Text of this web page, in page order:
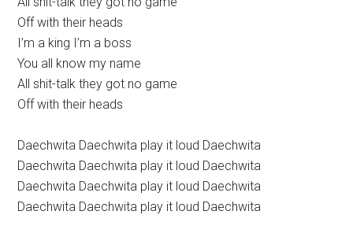
Off with their heads
I’m a king I’m a boss
You all know my name
All shit-talk they got no game
Off with their heads
Daechwita Daechwita play it loud Daechwita
Daechwita Daechwita play it loud Daechwita
Daechwita Daechwita play it loud Daechwita
Daechwita Daechwita play it loud Daechwita